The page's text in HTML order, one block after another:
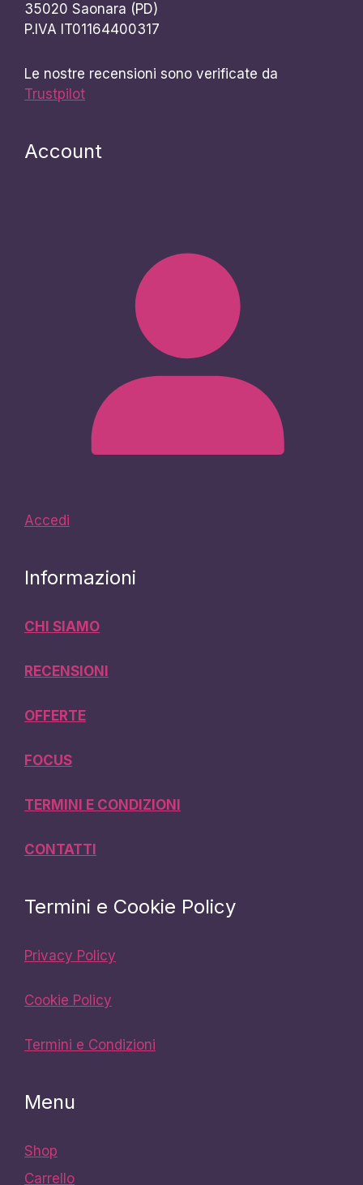
35020 Saonara (PD)
P.IVA IT01164400317
Le nostre recensioni sono verificate da
Trustpilot
Account
Accedi
Informazioni
CHI SIAMO
RECENSIONI
OFFERTE
FOCUS
TERMINI E CONDIZIONI
CONTATTI
Termini e Cookie Policy
Privacy Policy
Cookie Policy
Termini e Condizioni
Menu
Shop
Carrello